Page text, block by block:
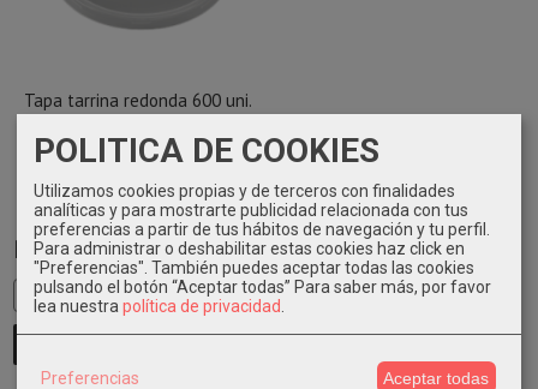
Marcas
Tapa tarrina redonda 600 uni.
58,43 €
POLITICA DE COOKIES
Utilizamos cookies propias y de terceros con finalidades
analíticas y para mostrarte publicidad relacionada con tus
preferencias a partir de tus hábitos de navegación y tu perfil.
Para administrar o deshabilitar estas cookies haz click en
"Preferencias". También puedes aceptar todas las cookies
pulsando el botón “Aceptar todas” Para saber más, por favor
lea nuestrapolítica de privacidad.
Preferencias Aceptar todas